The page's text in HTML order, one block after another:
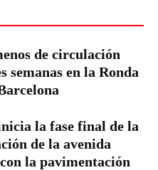
de circulación
semanas en la Ronda
la fase final de la
de la avenida
la pavimentación